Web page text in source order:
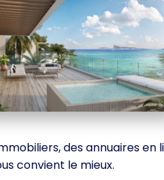
des annuaires en
convient le mieux.